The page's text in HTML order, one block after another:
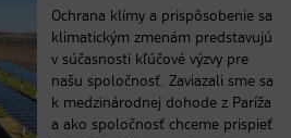
Ochrana klímy a prispôsobenie sa
klimatickým zmenám predstavujú
v súčasnosti kľúčové výzvy pre
našu spoločnosť. Zaviazali sme sa
k medzinárodnej dohode z Paríža
a ako spoločnosť chceme prispieť